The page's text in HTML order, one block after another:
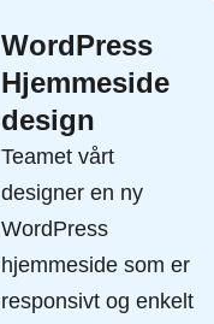
WordPress
Hjemmeside
design
Teamet vårt
designer en ny
WordPress
hjemmeside som er
responsivt og enkelt